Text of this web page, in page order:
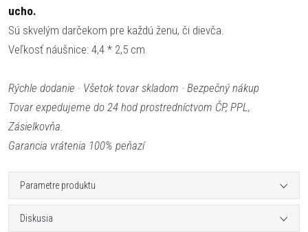
ucho.
Sú skvelým darčekom pre každú ženu, či dievča.
Veľkosť náušnice: 4,4 * 2,5 cm
Rýchle dodanie · Všetok tovar skladom · Bezpečný nákup
Tovar expedujeme do 24 hod prostredníctvom ČP, PPL,
Zásielkovňa.
Garancia vrátenia 100% peňazí
Parametre produktu
Diskusia